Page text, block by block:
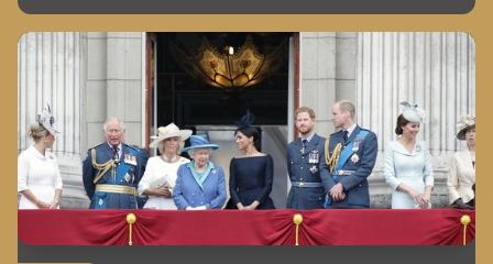
vprašanje, s katerim se ukvarja v bistvu kar celi svet.
Poglejmo, kaj so izbrskali britanski in drugi tuji mediji.